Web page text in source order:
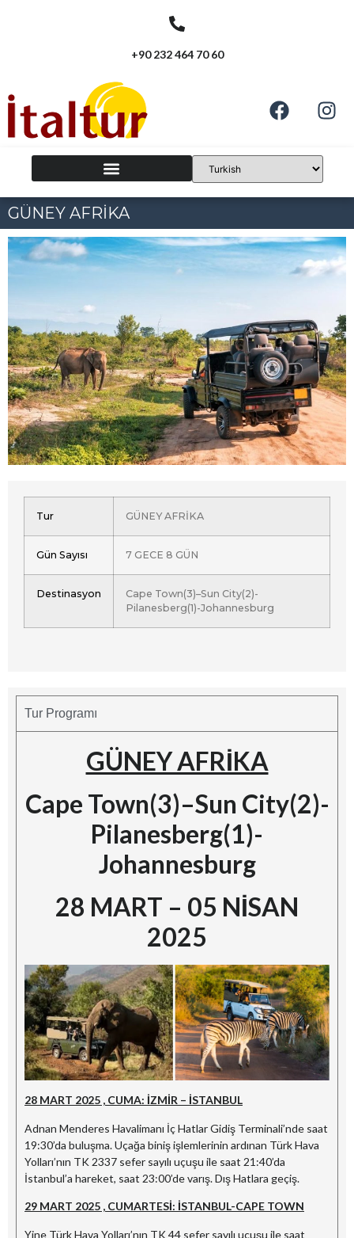
+90 232 464 70 60
GÜNEY AFRİKA
Tur GÜNEY AFRİKA
Gün Sayısı 7 GECE 8 GÜN
Destinasyon
Cape Town(3)–Sun City(2)-
Pilanesberg(1)-Johannesburg
Tur Programı
GÜNEY AFRİKA
Cape Town(3)–Sun City(2)-
Pilanesberg(1)-
Johannesburg
28 MART – 05 NİSAN
2025
28 MART 2025 , CUMA: İZMİR – İSTANBUL
Adnan Menderes Havalimanı İç Hatlar Gidiş Terminali’nde saat
19:30’da buluşma. Uçağa biniş işlemlerinin ardınan Türk Hava
Yolları’nın TK 2337 sefer sayılı uçuşu ile saat 21:40’da
İstanbul’a hareket, saat 23:00’de varış. Dış Hatlara geçiş.
29 MART 2025 , CUMARTESİ: İSTANBUL-CAPE TOWN
Yine Türk Hava Yolları’nın TK 44 sefer sayılı uçuşu ile saat